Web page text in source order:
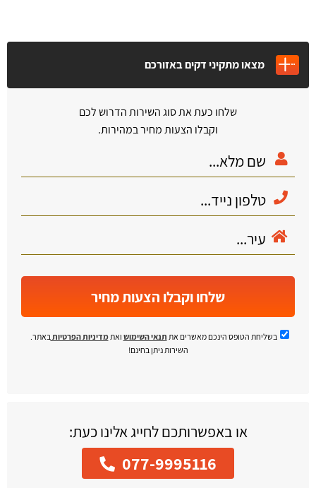
מצאו מתקיני דקים באזורכם
שלחו כעת את סוג השירות הדרוש לכם
וקבלו הצעות מחיר במהירות.
שלחו וקבלו הצעות מחיר
בשליחת הטופס הינכם מאשרים את תנאי השימוש ואתמדיניות הפרטיותבאתר.
השירות ניתן בחינם!
או באפשרותכם לחייג אלינו כעת:
077-9995116